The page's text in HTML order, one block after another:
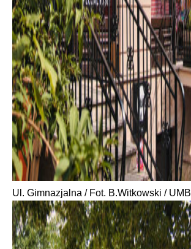
Ul. Gimnazjalna / Fot. B.Witkowski / UMB